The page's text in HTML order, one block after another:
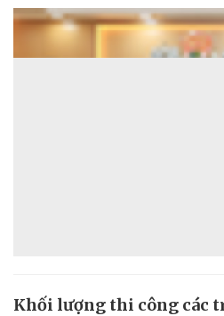
Khối lượng thi công các